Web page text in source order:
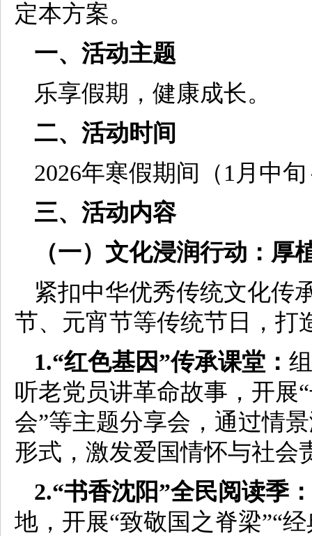
定本方案。
一、活动主题
乐享假期，健康成长。
二、活动时间
2026年寒假期间（1月中
三、活动内容
（一）文化浸润行动：厚
紧扣中华优秀传统文化传
节、元宵节等传统节日，打
1.“红色基因”传承课堂：
听老党员讲革命故事，开展
会”等主题分享会，通过情
形式，激发爱国情怀与社会
2.“书香沈阳”全民阅读季：
地，开展“致敬国之脊梁”“